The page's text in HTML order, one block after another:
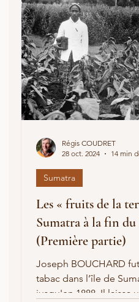
Les « fruits de la
Sumatra à la fin du
(Première partie)
Joseph BOUCHARD
tabac dans l’île de
jusqu'en 1888. Il laissa
Sumatra
Régis COUDRET
28 oct. 2024
14 min